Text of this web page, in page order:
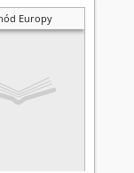
Europy